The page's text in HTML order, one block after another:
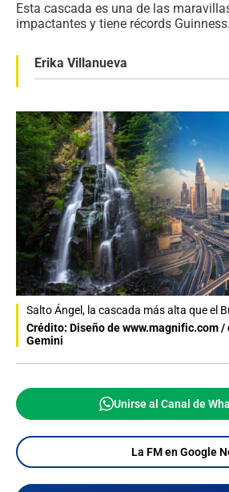
Esta cascada es una de las
impactantes y tiene récords Guinness.
Erika Villanueva
Salto Ángel, la cascada más alta que el
Crédito: Diseño de www.magnific.com
Gemini
Unirse al Canal de
La FM en Google